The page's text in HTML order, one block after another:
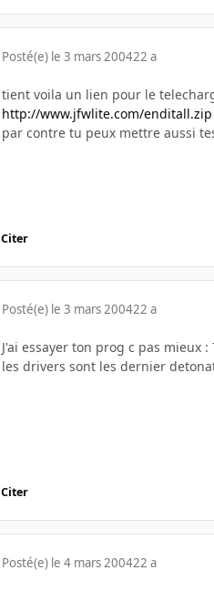
Posté(e) le 3 mars 200422 a
tient voila un lien pour le
http://www.jfwlite.com/enditall.zip
par contre tu peux mettre aussi
Citer
Posté(e) le 3 mars 200422 a
J'ai essayer ton prog c pas mieux :
les drivers sont les dernier
Citer
Posté(e) le 4 mars 200422 a